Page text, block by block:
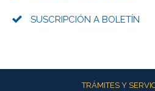
SUSCRIPCIÓN A BOLETÍN
Más informaciónTRÁMITES Y